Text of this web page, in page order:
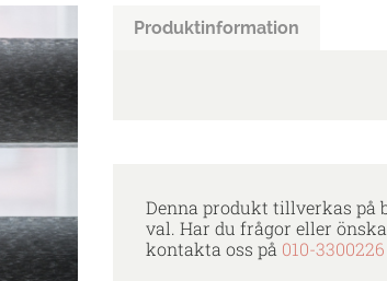
Produktinformation
Denna produkt tillverkas på
val. Har du frågor eller
kontakta oss på 010-3300226